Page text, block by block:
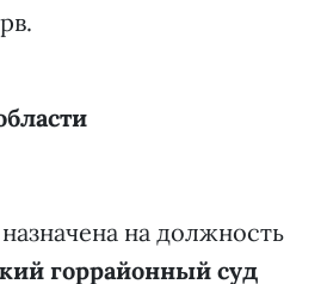
на должность
горрайонный суд